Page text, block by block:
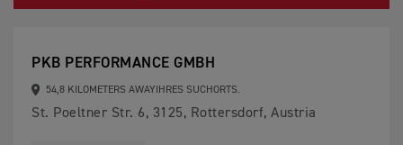
PKB PERFORMANCE GMBH
54,8 KILOMETERS AWAYIHRES SUCHORTS.
St. Poeltner Str. 6, 3125, Rottersdorf, Austria